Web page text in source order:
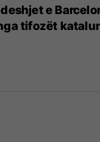
e
tifozët